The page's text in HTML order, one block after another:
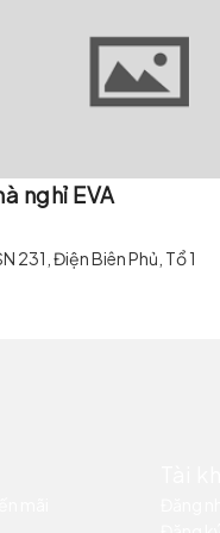
nghỉ EVA
231, Điện Biên Phủ, Tổ 1